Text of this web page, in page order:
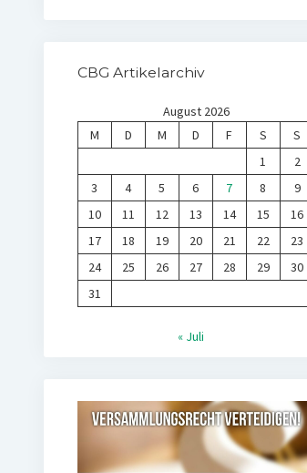
CBG Artikelarchiv
August 2026
M
D M D F S
S
1
2
3
4 5 6 7 8
9
10
11 12 13 14 15
16
17
18 19 20 21 22
23
24
25 26 27 28 29
30
31
« Juli